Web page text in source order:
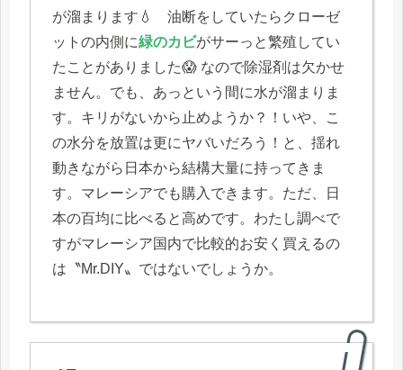
が溜まります💧 油断をしていたらクローゼ
ットの内側に緑のカビがサーっと繁殖してい
たことがありました😱 なので除湿剤は欠かせ
ません。でも、あっという間に水が溜まりま
す。キリがないから止めようか？！いや、こ
の水分を放置は更にヤバいだろう！と、揺れ
動きながら日本から結構大量に持ってきま
す。マレーシアでも購入できます。ただ、日
本の百均に比べると高めです。わたし調べで
すがマレーシア国内で比較的お安く買えるの
は〝Mr.DIY〟ではないでしょうか。